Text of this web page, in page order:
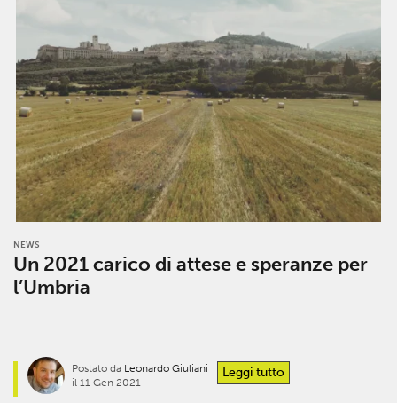
NEWS
Un 2021 carico di attese e speranze per
l’Umbria
Leggi tutto
Postato da Leonardo Giuliani
il 11 Gen 2021